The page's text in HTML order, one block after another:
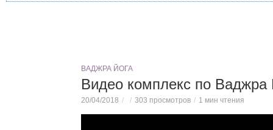
ВАДЖРА ЙОГА
Видео комплекс по
20/04/2018 303 просмотров 1 мин чтения